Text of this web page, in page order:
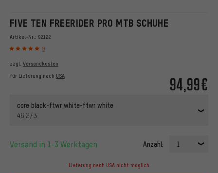
FIVE TEN FREERIDER PRO MTB SCHUHE
Artikel-Nr.: 92122
9
94,99€
zzgl. Versandkosten
für Lieferung nach USA
core black-ftwr white-ftwr white
46 2/3
Versand in 1-3 Werktagen Anzahl: 1
Lieferung nach USA nicht möglich